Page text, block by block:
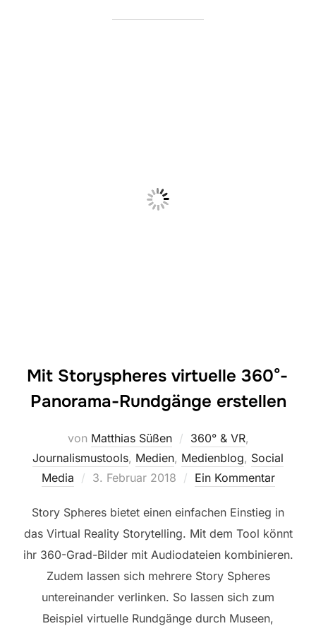
Mit Storyspheres virtuelle 360°-
Panorama-Rundgänge erstellen
von Matthias Süßen 360° & VR,
Journalismustools, Medien, Medienblog, Social
Media
Veröffentlicht
3. Februar 2018 Ein Kommentar
Story Spheres bietet einen einfachen Einstieg in
das Virtual Reality Storytelling. Mit dem Tool könnt
ihr 360-Grad-Bilder mit Audiodateien kombinieren.
Zudem lassen sich mehrere Story Spheres
untereinander verlinken. So lassen sich zum
Beispiel virtuelle Rundgänge durch Museen,